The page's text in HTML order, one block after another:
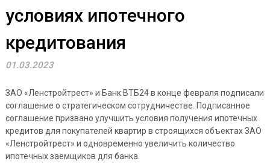
условиях ипотечного
кредитования
01.03.2023
ЗАО «Ленстройтрест» и Банк ВТБ24 в конце февраля подписали
соглашение о стратегическом сотрудничестве. Подписанное
соглашение призвано улучшить условия получения ипотечных
кредитов для покупателей квартир в строящихся объектах ЗАО
«Ленстройтрест» и одновременно увеличить количество
ипотечных заемщиков для банка.